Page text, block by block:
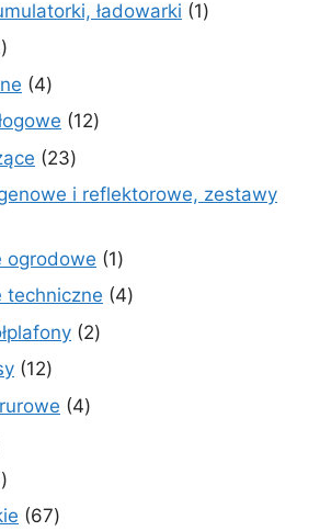
ładowarki 11
12
produktów
44
produkty
1212
2323
produkty
i reflektorowe, zestawy
ogrodowe 11
produkt
techniczne 44
22
1212
produktów
44
4
produkty
6767